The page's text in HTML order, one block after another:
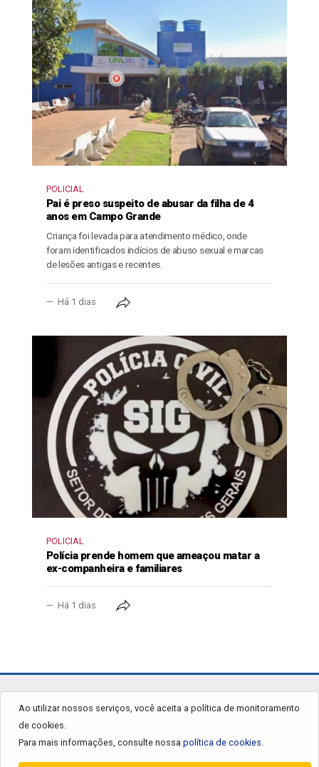
POLICIAL
Pai é preso suspeito de abusar da filha de 4
anos em Campo Grande
Criança foi levada para atendimento médico, onde
foram identificados indícios de abuso sexual e marcas
de lesões antigas e recentes.
Há 1 dias
POLICIAL
Polícia prende homem que ameaçou matar a
ex-companheira e familiares
Há 1 dias
Ao utilizar nossos serviços, você aceita a política de monitoramento
de cookies.
Para mais informações, consulte nossa política de cookies.
jornalgrandourados.com.br